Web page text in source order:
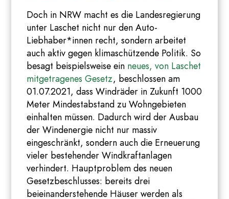
Doch in NRW macht es die Landesregierung
unter Laschet nicht nur den Auto-
Liebhaber*innen recht, sondern arbeitet
auch aktiv gegen klimaschützende Politik. So
besagt beispielsweise ein neues, von Laschet
mitgetragenes Gesetz, beschlossen am
01.07.2021, dass Windräder in Zukunft 1000
Meter Mindestabstand zu Wohngebieten
einhalten müssen. Dadurch wird der Ausbau
der Windenergie nicht nur massiv
eingeschränkt, sondern auch die Erneuerung
vieler bestehender Windkraftanlagen
verhindert. Hauptproblem des neuen
Gesetzbeschlusses: bereits drei
beieinanderstehende Häuser werden als